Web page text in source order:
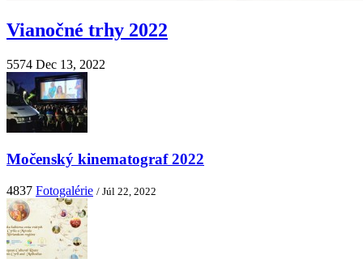
Vianočné trhy 2022
5574 Dec 13, 2022
Močenský kinematograf 2022
4837 Fotogalérie / Júl 22, 2022